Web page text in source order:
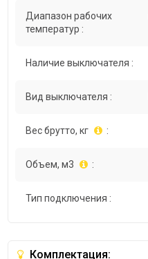
Диапазон рабочих
температур :
Наличие выключателя :
Вид выключателя :
Вес брутто, кг :
Объем, м3 :
Тип подключения :
Комплектация: